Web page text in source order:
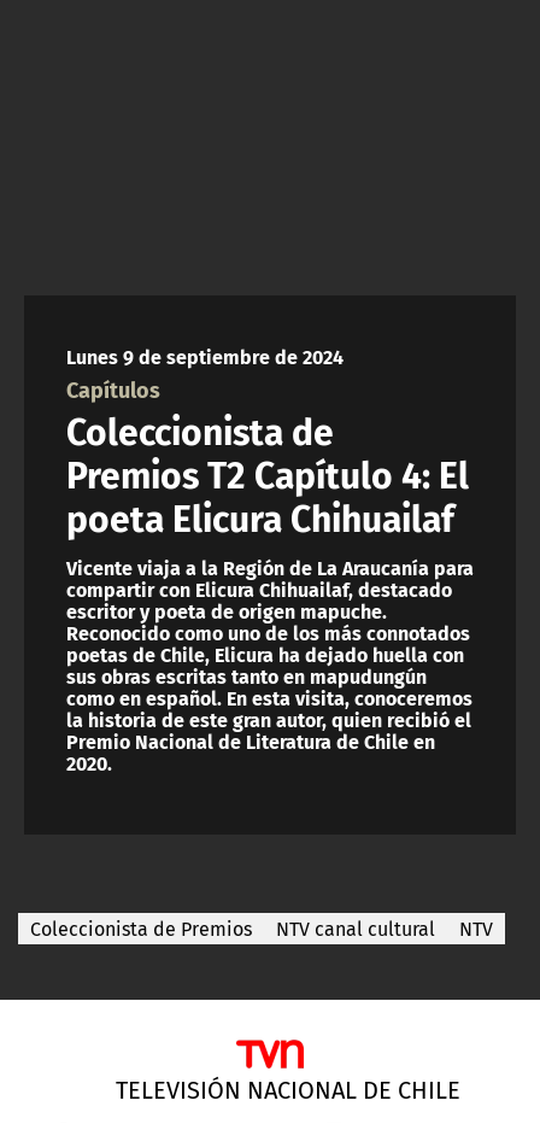
Lunes 9 de septiembre de 2024
Capítulos
Coleccionista de
Premios T2 Capítulo 4: El
poeta Elicura Chihuailaf
Vicente viaja a la Región de La Araucanía para
compartir con Elicura Chihuailaf, destacado
escritor y poeta de origen mapuche.
Reconocido como uno de los más connotados
poetas de Chile, Elicura ha dejado huella con
sus obras escritas tanto en mapudungún
como en español. En esta visita, conoceremos
la historia de este gran autor, quien recibió el
Premio Nacional de Literatura de Chile en
2020.
Coleccionista de Premios NTV canal cultural NTV
TELEVISIÓN NACIONAL DE CHILE